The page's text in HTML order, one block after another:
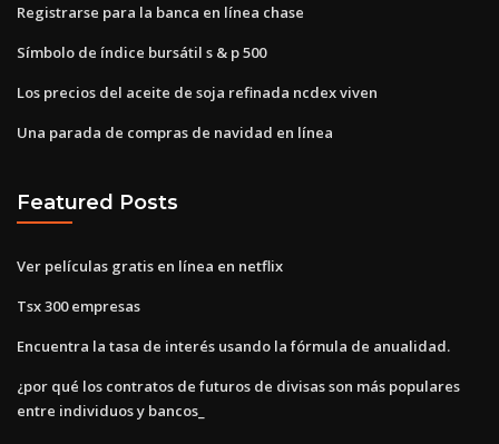
Registrarse para la banca en línea chase
Símbolo de índice bursátil s & p 500
Los precios del aceite de soja refinada ncdex viven
Una parada de compras de navidad en línea
Featured Posts
Ver películas gratis en línea en netflix
Tsx 300 empresas
Encuentra la tasa de interés usando la fórmula de anualidad.
¿por qué los contratos de futuros de divisas son más populares
entre individuos y bancos_